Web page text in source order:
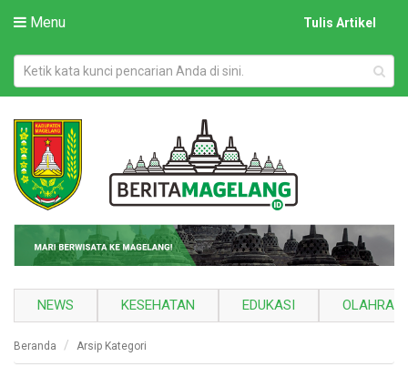
Menu Tulis Artikel
NEWS KESEHATAN EDUKASI
Beranda Arsip Kategori